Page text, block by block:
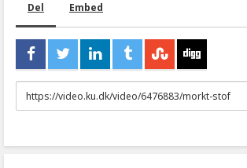
Del Embed
URL
to